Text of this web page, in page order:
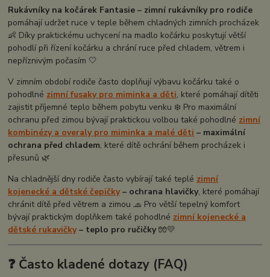
Rukávníky na kočárek Fantasie – zimní rukávníky pro rodiče
pomáhají udržet ruce v teple během chladných zimních procházek
👶 Díky praktickému uchycení na madlo kočárku poskytují větší
pohodlí při řízení kočárku a chrání ruce před chladem, větrem i
nepříznivým počasím 🤍
V zimním období rodiče často doplňují výbavu kočárku také o
pohodlné zimní fusaky pro miminka a děti, které pomáhají dítěti
zajistit příjemné teplo během pobytu venku ❄️ Pro maximální
ochranu před zimou bývají praktickou volbou také pohodlné zimní
kombinézy a overaly pro miminka a malé děti – maximální
ochrana před chladem, které dítě ochrání během procházek i
přesunů 🌿
Na chladnější dny rodiče často vybírají také teplé zimní
kojenecké a dětské čepičky– ochrana hlavičky, které pomáhají
chránit dítě před větrem a zimou 🧢 Pro větší tepelný komfort
bývají praktickým doplňkem také pohodlné zimní kojenecké a
dětské rukavičky– teplo pro ručičky🧤💛
❓ Často kladené dotazy (FAQ)